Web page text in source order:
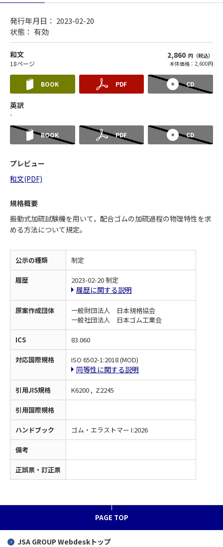
発行年月日： 2023-02-20
状態： 有効
和文
18ページ
2,860 円（税込）
本体価格：2,600円
BOOK PDF CD
英訳
-
BOOK PDF CD
プレビュー
和文(PDF)
規格概要
振動式加硫試験機を用いて，配合ゴムの加硫過程の物理特性を求
める方法について規定。
公示の種類 制定
履歴 2023-02-20 制定
履歴に関する説明
原案作成団体
一般財団法人 日本規格協会
一般社団法人 日本ゴム工業会
ICS 83.060
対応国際規格 ISO 6502-1:2018 (MOD)
同等性に関する説明
引用JIS規格 K6200 , Z2245
引用国際規格
ハンドブック ゴム・エラストマー I:2026
備考
正誤票・訂正票
PAGE TOP
JSA GROUP Webdeskトップ